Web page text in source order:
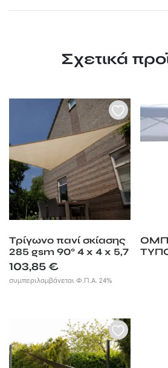
Σχετικά
Τρίγωνο πανί σκίασης
285 gsm 90° 4 x 4 x 5,7
m Nesling
103,85€
συμπεριλαμβάνεται Φ.Π.Α. 24%